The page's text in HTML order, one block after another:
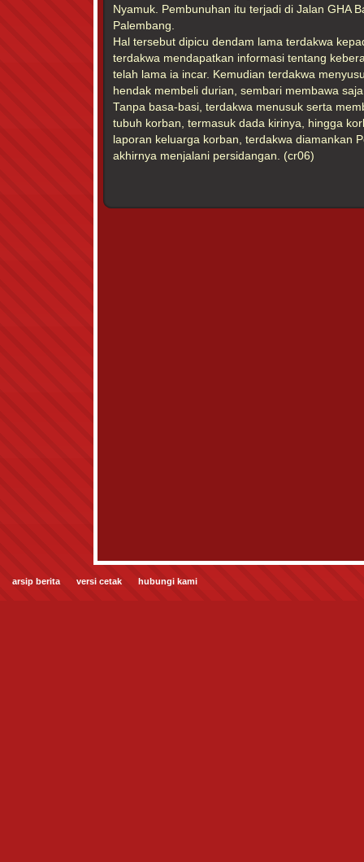
Nyamuk. Pembunuhan itu terjadi di Jalan GHA
Palembang.
Hal tersebut dipicu dendam lama terdakwa
terdakwa mendapatkan informasi tentang
telah lama ia incar. Kemudian terdakwa
hendak membeli durian, sembari membawa
Tanpa basa-basi, terdakwa menusuk serta
tubuh korban, termasuk dada kirinya, hingga
laporan keluarga korban, terdakwa diamankan
akhirnya menjalani persidangan. (cr06)
arsip berita versi cetak hubungi kami